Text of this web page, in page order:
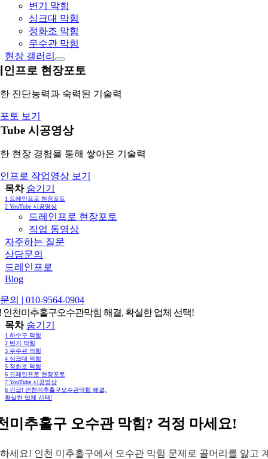
변기 막힘
싱크대 막힘
정화조 막힘
우수관 막힘
현장 갤러리
인프로 현장포토
진단능력과 숙력된 기술력
토 보기
시공영상
현장 경험을 통해 쌓아온 기술력
프로 작업영상 보기
목차 숨기기
1 드레인프로 현장포토
2 YouTube 시공영상
드레인프로 현장포토
작업 동영상
자주하는 질문
상담문의
드레인프로
Blog
의 | 010-9564-0904
인천미추홀구오수관막힘 해결, 확실한 업체 선택!
목차 숨기기
1 하수구 막힘
2 변기 막힘
3 우수관 막힘
4 싱크대 막힘
5 정화조 막힘
6 드레인프로 현장포토
7 YouTube 시공영상
8 긴급! 인천미추홀구오수관막힘 해결,
확실한 업체 선택!
미추홀구 오수관 막힘? 걱정 마세요!
세요! 인천 미추홀구에서 오수관 막힘 문제로 골머리를 앓고